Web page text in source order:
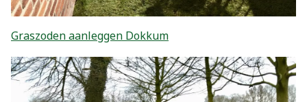
Graszoden aanleggen Dokkum